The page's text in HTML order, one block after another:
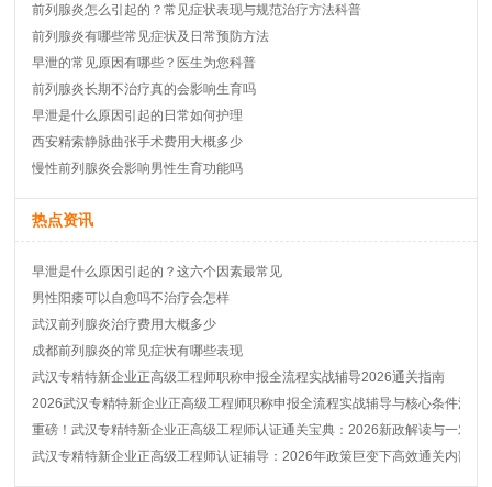
前列腺炎怎么引起的？常见症状表现与规范治疗方法科普
前列腺炎有哪些常见症状及日常预防方法
早泄的常见原因有哪些？医生为您科普
前列腺炎长期不治疗真的会影响生育吗
早泄是什么原因引起的日常如何护理
西安精索静脉曲张手术费用大概多少
慢性前列腺炎会影响男性生育功能吗
热点资讯
早泄是什么原因引起的？这六个因素最常见
男性阳痿可以自愈吗不治疗会怎样
武汉前列腺炎治疗费用大概多少
成都前列腺炎的常见症状有哪些表现
武汉专精特新企业正高级工程师职称申报全流程实战辅导2026通关指南
2026武汉专精特新企业正高级工程师职称申报全流程实战辅导与核心条件深度
重磅！武汉专精特新企业正高级工程师认证通关宝典：2026新政解读与一对一
武汉专精特新企业正高级工程师认证辅导：2026年政策巨变下高效通关内部秘